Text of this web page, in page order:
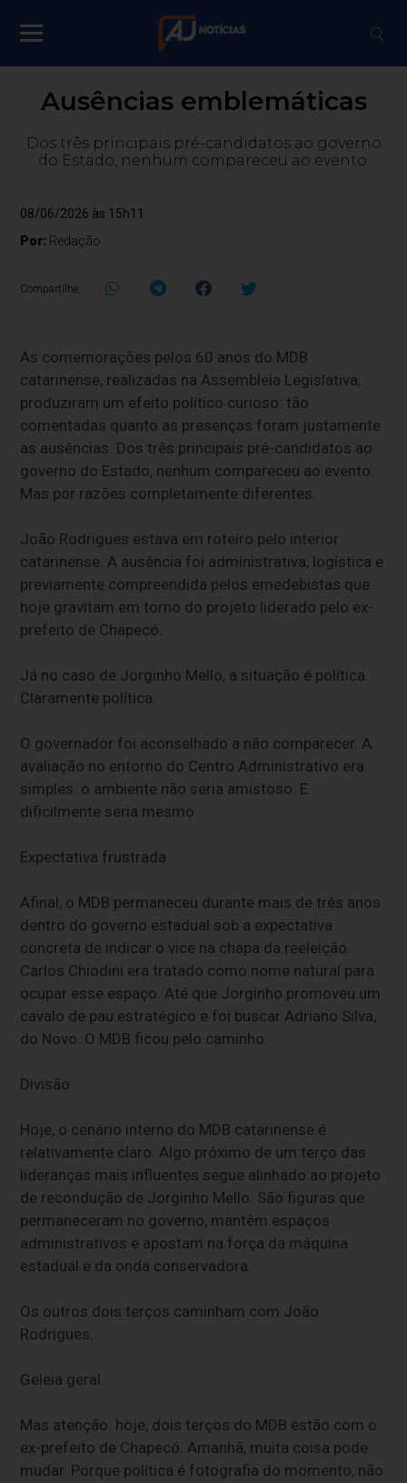
Ausências emblemáticas
Dos três principais pré-candidatos ao governo
do Estado, nenhum compareceu ao evento.
08/06/2026 às 15h11
Por: Redação
Compartilhe:
As comemorações pelos 60 anos do MDB
catarinense, realizadas na Assembleia Legislativa,
produziram um efeito político curioso: tão
comentadas quanto as presenças foram justamente
as ausências. Dos três principais pré-candidatos ao
governo do Estado, nenhum compareceu ao evento.
Mas por razões completamente diferentes.
João Rodrigues estava em roteiro pelo interior
catarinense. A ausência foi administrativa, logística e
previamente compreendida pelos emedebistas que
hoje gravitam em torno do projeto liderado pelo ex-
prefeito de Chapecó.
Já no caso de Jorginho Mello, a situação é política.
Claramente política.
O governador foi aconselhado a não comparecer. A
avaliação no entorno do Centro Administrativo era
simples: o ambiente não seria amistoso. E
dificilmente seria mesmo.
Expectativa frustrada
Afinal, o MDB permaneceu durante mais de três anos
dentro do governo estadual sob a expectativa
concreta de indicar o vice na chapa da reeleição.
Carlos Chiodini era tratado como nome natural para
ocupar esse espaço. Até que Jorginho promoveu um
cavalo de pau estratégico e foi buscar Adriano Silva,
do Novo. O MDB ficou pelo caminho.
Divisão
Hoje, o cenário interno do MDB catarinense é
relativamente claro. Algo próximo de um terço das
lideranças mais influentes segue alinhado ao projeto
de recondução de Jorginho Mello. São figuras que
permaneceram no governo, mantêm espaços
administrativos e apostam na força da máquina
estadual e da onda conservadora.
Os outros dois terços caminham com João
Rodrigues.
Geleia geral
Mas atenção: hoje, dois terços do MDB estão com o
ex-prefeito de Chapecó. Amanhã, muita coisa pode
mudar. Porque política é fotografia do momento, não